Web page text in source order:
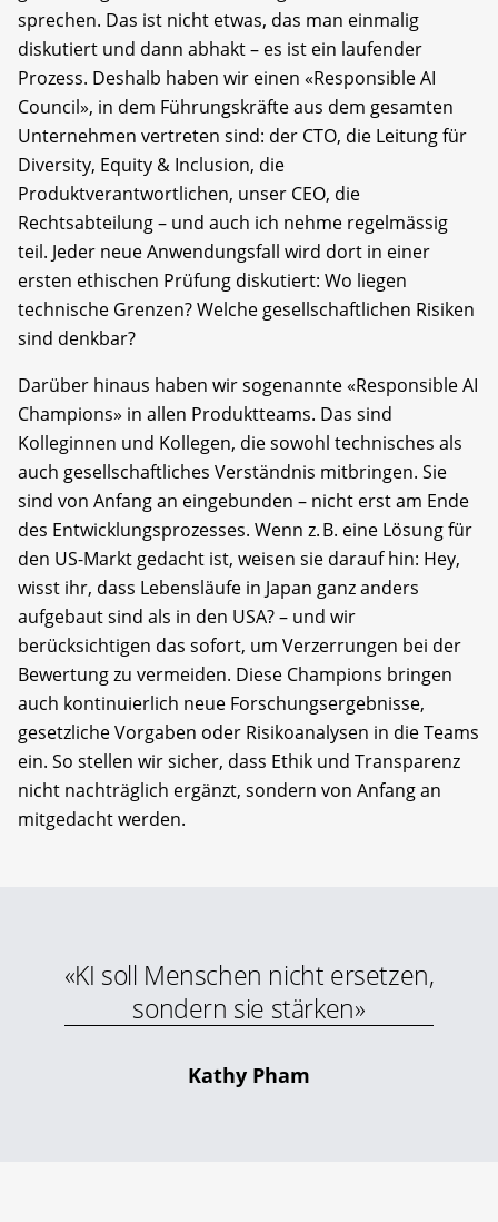
sprechen. Das ist nicht etwas, das man einmalig
diskutiert und dann abhakt – es ist ein laufender
Prozess. Deshalb haben wir einen «Responsible AI
Council», in dem Führungskräfte aus dem gesamten
Unternehmen vertreten sind: der CTO, die Leitung für
Diversity, Equity & Inclusion, die
Produktverantwortlichen, unser CEO, die
Rechtsabteilung – und auch ich nehme regelmässig
teil. Jeder neue Anwendungsfall wird dort in einer
ersten ethischen Prüfung diskutiert: Wo liegen
technische Grenzen? Welche gesellschaftlichen Risiken
sind denkbar?
Darüber hinaus haben wir sogenannte «Responsible AI
Champions» in allen Produktteams. Das sind
Kolleginnen und Kollegen, die sowohl technisches als
auch gesellschaftliches Verständnis mitbringen. Sie
sind von Anfang an eingebunden – nicht erst am Ende
des Entwicklungsprozesses. Wenn z. B. eine Lösung für
den US-Markt gedacht ist, weisen sie darauf hin: Hey,
wisst ihr, dass Lebensläufe in Japan ganz anders
aufgebaut sind als in den USA? – und wir
berücksichtigen das sofort, um Verzerrungen bei der
Bewertung zu vermeiden. Diese Champions bringen
auch kontinuierlich neue Forschungsergebnisse,
gesetzliche Vorgaben oder Risikoanalysen in die Teams
ein. So stellen wir sicher, dass Ethik und Transparenz
nicht nachträglich ergänzt, sondern von Anfang an
mitgedacht werden.
«KI soll Menschen nicht ersetzen,
sondern sie stärken»
Kathy Pham